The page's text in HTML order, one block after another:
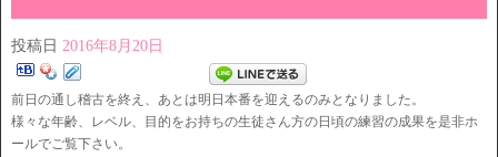
投稿日 2016年8月20日
前日の通し稽古を終え、あとは明日本番を迎えるのみとなりました。
様々な年齢、レベル、目的をお持ちの生徒さん方の日頃の練習の成果を是非ホ
ールでご覧下さい。